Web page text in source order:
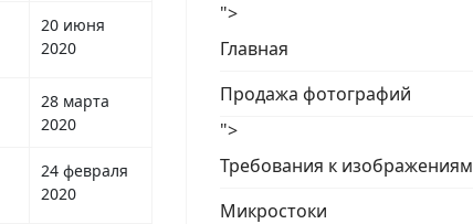
20 июня
2020
28 марта
2020
24 февраля
2020
">
Главная
Продажа фотографий
">
Требования к изображениям
Микростоки